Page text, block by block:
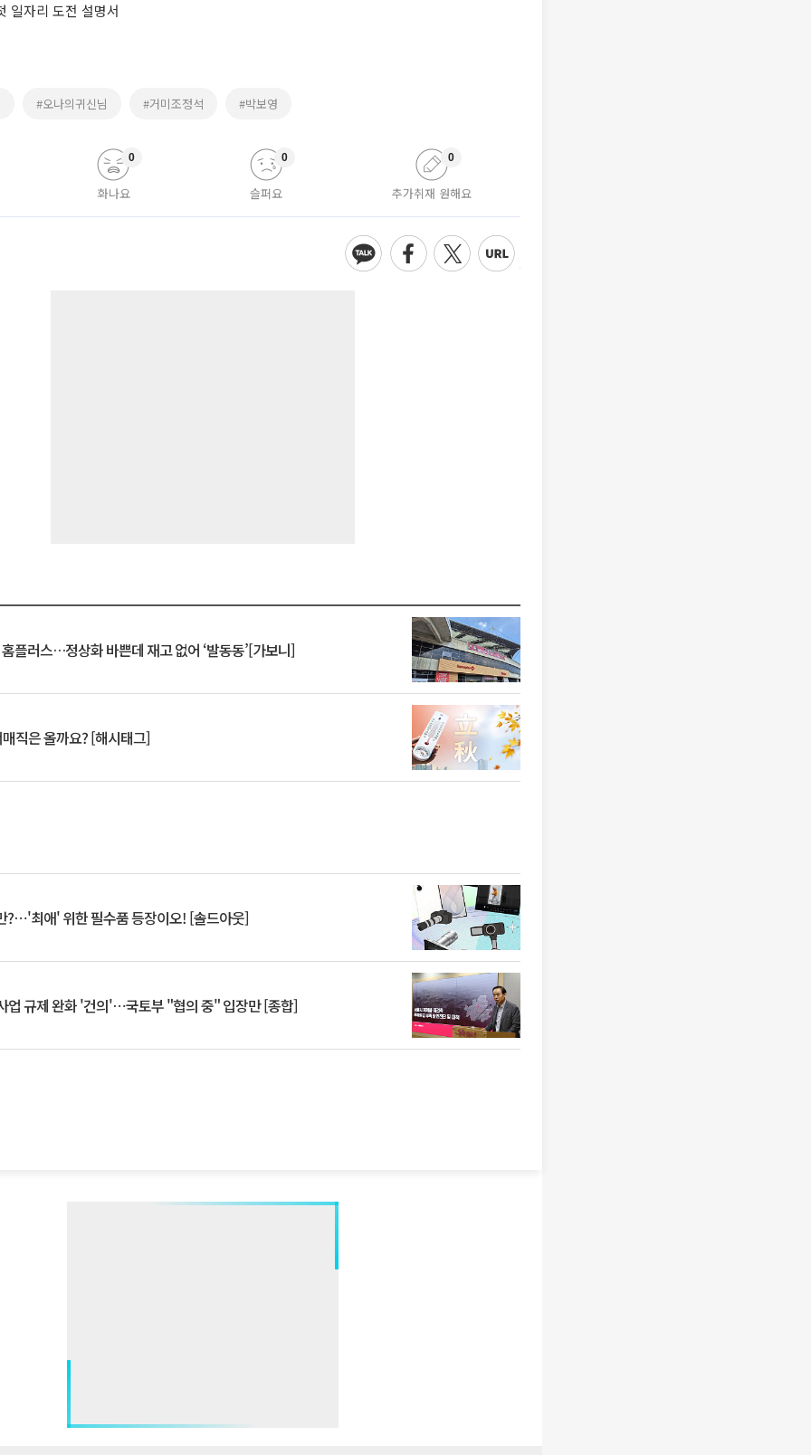
일자리 도전 설명서
#오나의귀신님 #거미조정석 #박보영
화나요
0
슬퍼요
0
추가취재 원해요
0
플러스…정상화 바쁜데 재고 없어 ‘발동동’[가보니]
직은 올까요? [해시태그]
?⋯'최애' 위한 필수품 등장이오! [솔드아웃]
업 규제 완화 '건의'⋯국토부 "협의 중" 입장만 [종합]